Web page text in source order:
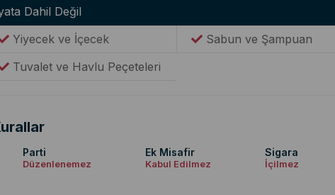
Dahil Değil
Yiyecek ve İçecek
Sabun ve Şampuan
Tuvalet ve Havlu Peçeteleri
Parti
Düzenlenemez
Ek Misafir
Kabul Edilmez
Sigara
İçilmez